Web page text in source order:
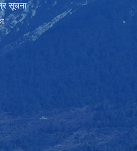
सूचना